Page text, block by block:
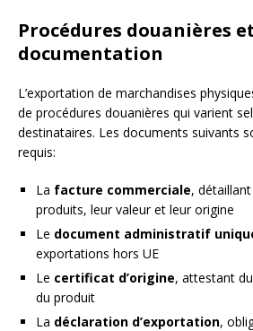
Procédures douanières
documentation
L’exportation de marchandises
de procédures douanières qui varient
destinataires. Les documents suivants
requis:
La facture commerciale,
produits, leur valeur et leur origine
Le document administratif
exportations hors UE
Le certificat d’origine, attestant
du produit
La déclaration d’exportation,